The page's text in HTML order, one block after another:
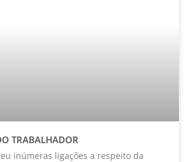
TRABALHADOR
inúmeras ligações a respeito da